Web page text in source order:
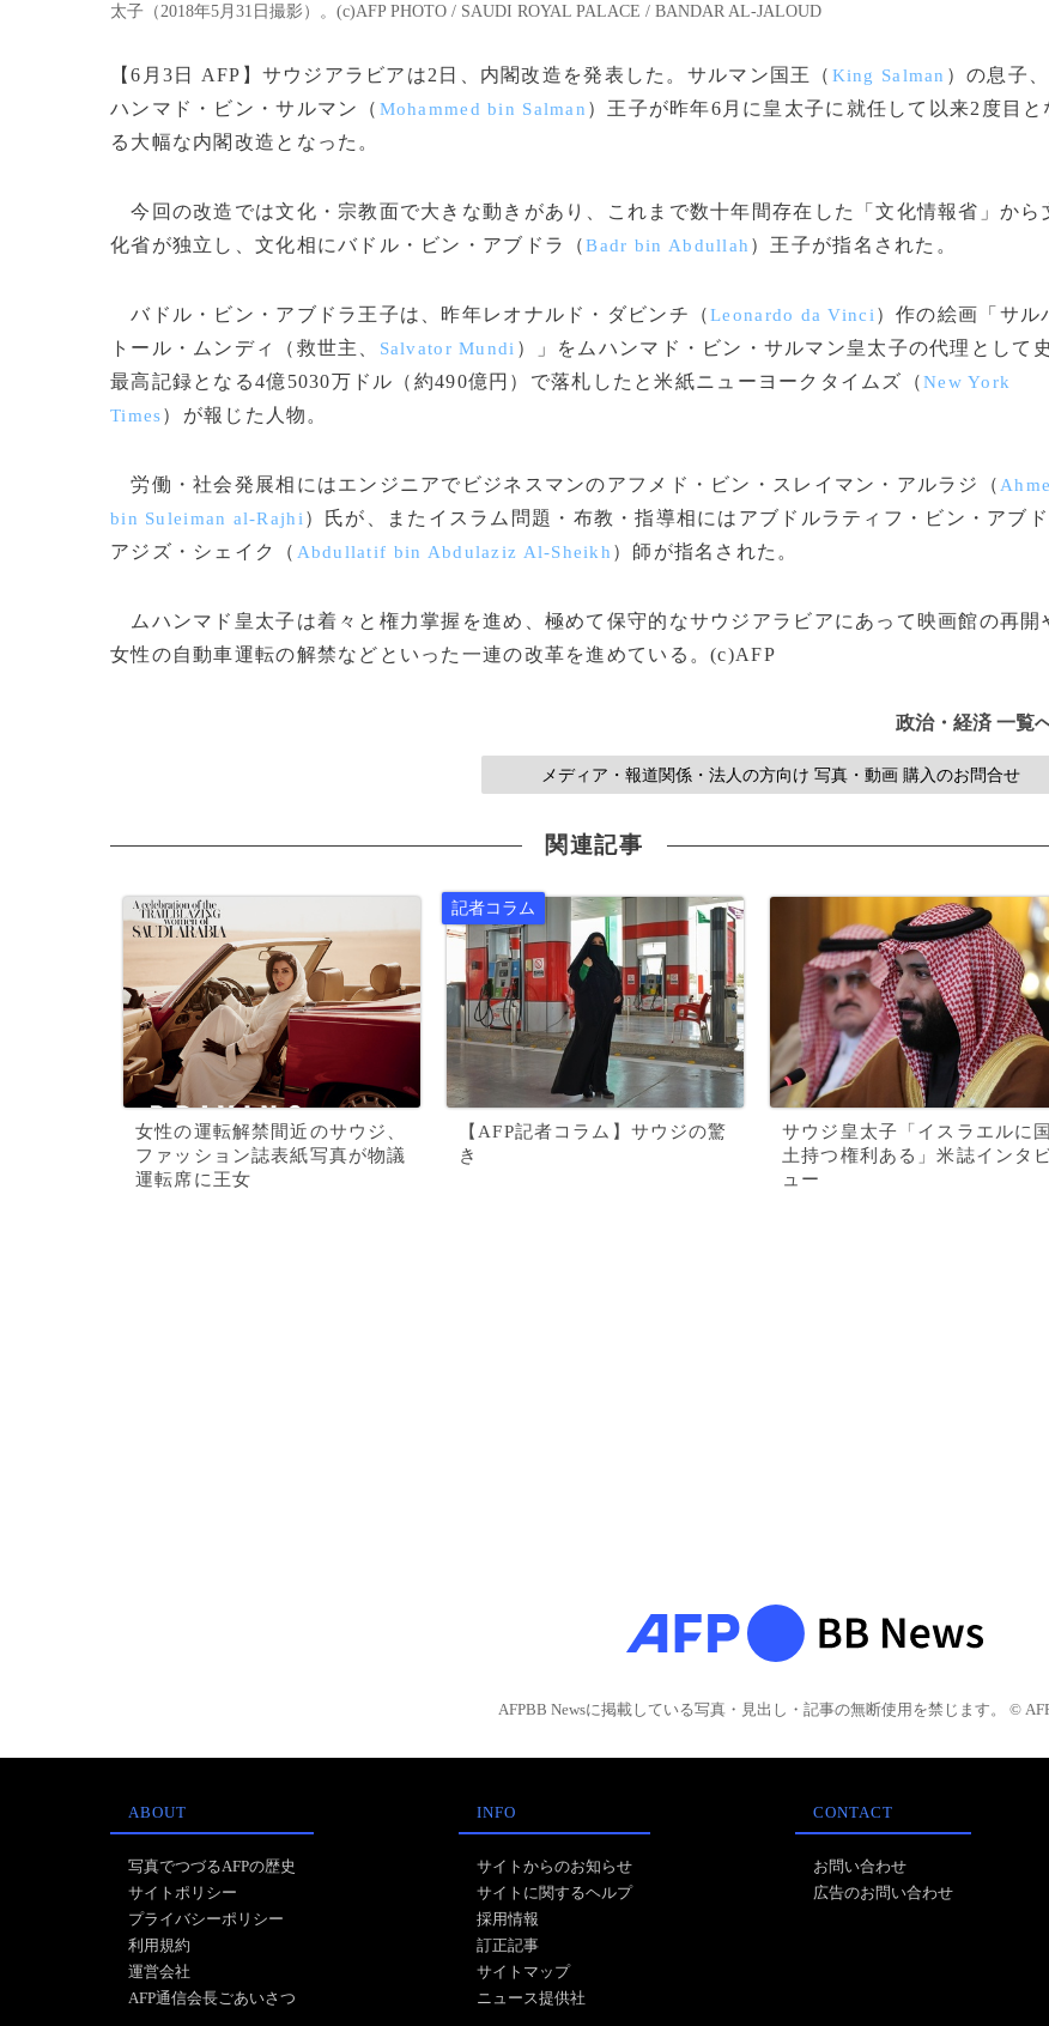
太子（2018年5月31日撮影）。(c)AFP PHOTO / SAUDI ROYAL PALACE / BANDAR AL-JALOUD
【6月3日 AFP】サウジアラビアは2日、内閣改造を発表した。サルマン国王（ King Salman ）の息子
ハンマド・ビン・サルマン（ Mohammed bin Salman ）王子が昨年6月に皇太子に就任して以来2度目と
る大幅な内閣改造となった。
今回の改造では文化・宗教面で大きな動きがあり、これまで数十年間存在した「文化情報省」から
化省が独立し、文化相にバドル・ビン・アブドラ（Badr bin Abdullah ）王子が指名された。
バドル・ビン・アブドラ王子は、昨年レオナルド・ダビンチ（Leonardo da Vinci ）作の絵画「サル
トール・ムンディ（救世主、
Salvator Mundi ）」をムハンマド・ビン・サルマン皇太子の代理として
最高記録となる4億5030万ドル（約490億円）で落札したと米紙ニューヨークタイムズ（New York
Times）が報じた人物。
労働・社会発展相にはエンジニアでビジネスマンのアフメド・ビン・スレイマン・アルラジ（
bin Suleiman al-Rajhi ）氏が、またイスラム問題・布教・指導相にはアブドルラティフ・ビン・アブ
アジズ・シェイク（ Abdullatif bin Abdulaziz Al-Sheikh ）師が指名された。
ムハンマド皇太子は着々と権力掌握を進め、極めて保守的なサウジアラビアにあって映画館の再開
女性の自動車運転の解禁などといった一連の改革を進めている。(c)AFP
政治・経済 一覧
メディア・報道関係・法人の方向け 写真・動画 購入のお問合せ
関連記事
女性の運転解禁間近のサウジ、
ファッション誌表紙写真が物議
運転席に王女
【AFP記者コラム】サウジの驚
き
サウジ皇太子「イスラエルに国
土持つ権利ある」米誌インタ
ュー
AFPBB Newsに掲載している写真・見出し・記事の無断使用を禁じます。 ©
ABOUT
写真でつづるAFPの歴史
サイトポリシー
プライバシーポリシー
利用規約
運営会社
AFP通信会長ごあいさつ
INFO
サイトからのお知らせ
サイトに関するヘルプ
採用情報
訂正記事
サイトマップ
ニュース提供社
CONTACT
お問い合わせ
広告のお問い合わせ